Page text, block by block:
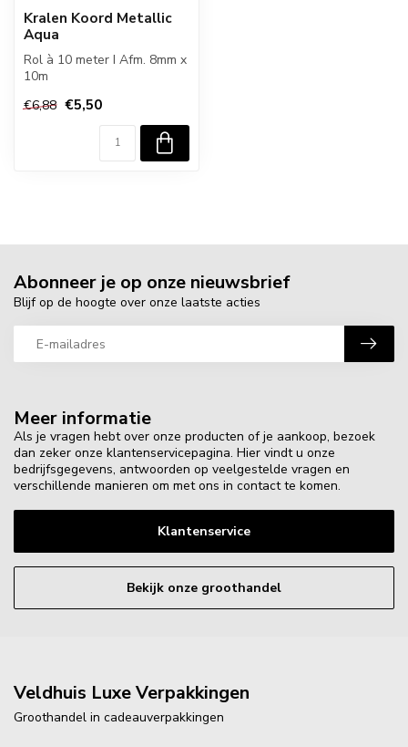
Kralen Koord Metallic
Aqua
Rol à 10 meter I Afm. 8mm x
10m
€6,88 €5,50
Meer informatie
Als je vragen hebt over onze producten of je aankoop, bezoek
dan zeker onze klantenservicepagina. Hier vindt u onze
bedrijfsgegevens, antwoorden op veelgestelde vragen en
verschillende manieren om met ons in contact te komen.
Klantenservice
Bekijk onze groothandel
Abonneer je op onze nieuwsbrief
Blijf op de hoogte over onze laatste acties
Veldhuis Luxe Verpakkingen
Groothandel in cadeauverpakkingen